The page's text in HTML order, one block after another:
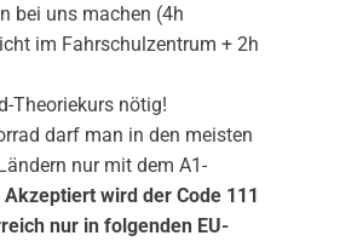
bei uns machen (4h
im Fahrschulzentrum + 2h
Theoriekurs nötig!
darf man in den meisten
nur mit dem A1-
Akzeptiert wird der Code 111
nur in folgenden EU-